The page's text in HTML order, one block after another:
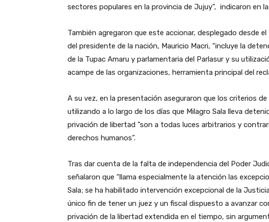
sectores populares en la provincia de Jujuy”, indicaron en
También agregaron que este accionar, desplegado desde
del presidente de la nación, Mauricio Macri, “incluye la
de la Tupac Amaru y parlamentaria del Parlasur y su
acampe de las organizaciones, herramienta principal del
A su vez, en la presentación aseguraron que los criterios
utilizando a lo largo de los días que Milagro Sala lleva
privación de libertad ”son a todas luces arbitrarios y
derechos humanos”.
Tras dar cuenta de la falta de independencia del Poder
señalaron que “llama especialmente la atención las
Sala; se ha habilitado intervención excepcional de la
único fin de tener un juez y un fiscal dispuesto a avanzar
privación de la libertad extendida en el tiempo, sin